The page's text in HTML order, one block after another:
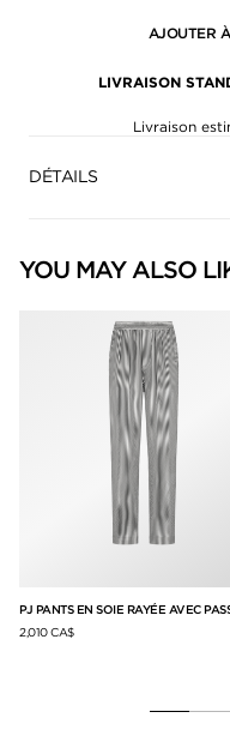
AJOUTER
LIVRAISON
Livraison
DÉTAILS
YOU MAY ALSO
PJ PANTS EN SOIE RAYÉE AVEC
2,010 CA$